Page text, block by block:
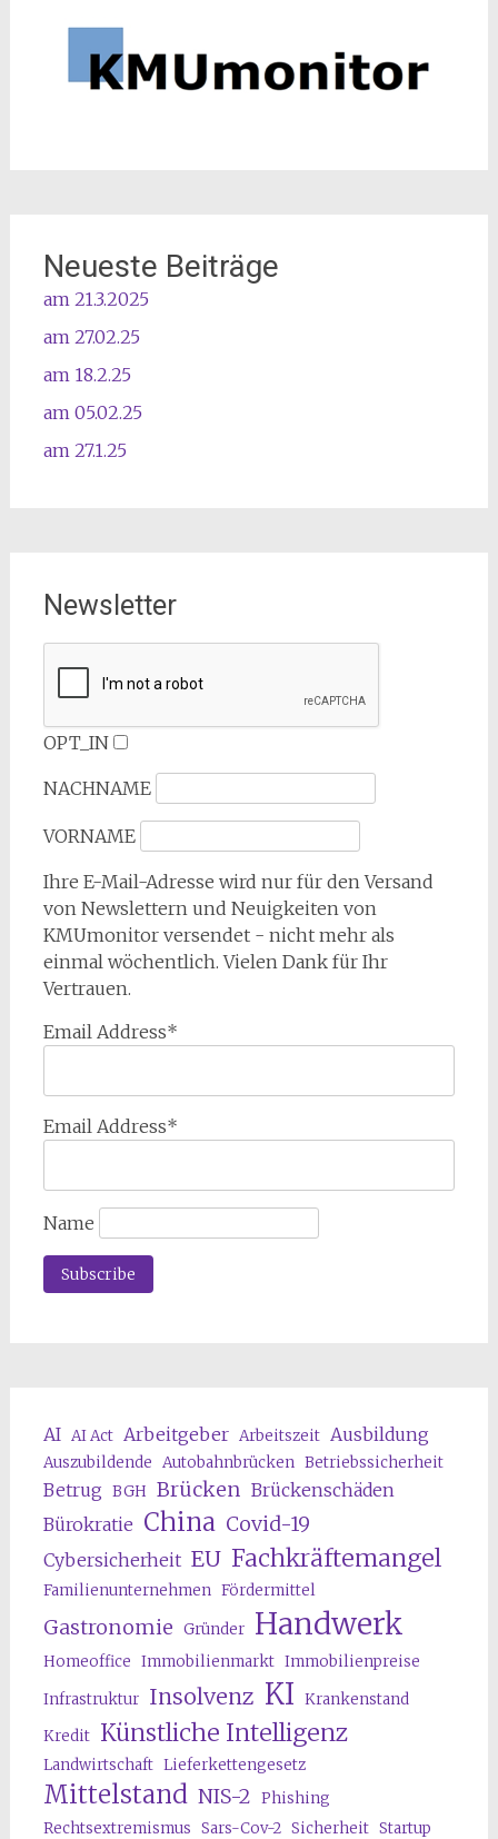
Neueste Beiträge
am 21.3.2025
am 27.02.25
am 18.2.25
am 05.02.25
am 27.1.25
Newsletter
OPT_IN
NACHNAME
VORNAME
Ihre E-Mail-Adresse wird nur für den Versand
von Newslettern und Neuigkeiten von
KMUmonitor versendet - nicht mehr als
einmal wöchentlich. Vielen Dank für Ihr
Vertrauen.
Email Address*
Email Address*
Name
AI AI Act Arbeitgeber Arbeitszeit Ausbildung
Auszubildende Autobahnbrücken Betriebssicherheit
Betrug BGH Brücken Brückenschäden
Bürokratie China Covid-19
Cybersicherheit EU Fachkräftemangel
Familienunternehmen Fördermittel
Gastronomie Gründer Handwerk
Homeoffice Immobilienmarkt Immobilienpreise
Infrastruktur Insolvenz KI Krankenstand
Kredit Künstliche Intelligenz
Landwirtschaft Lieferkettengesetz
Mittelstand NIS-2 Phishing
Rechtsextremismus Sars-Cov-2 Sicherheit Startup